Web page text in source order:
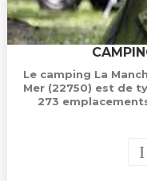
Le camping La
Mer (22750) est de
273